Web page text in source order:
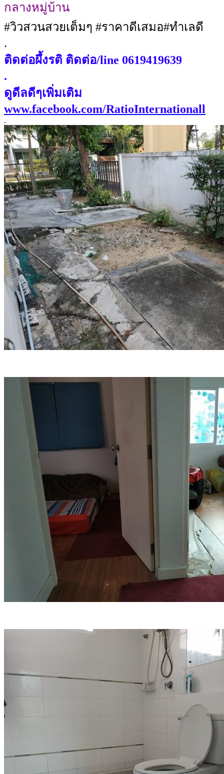
กลางหมู่บ้าน
#วิวสวนสวยเต็มๆ #ราคาดีเสมอ#ทำเลดี
.
ติดต่อผึ้งรติ ติดต่อ/line 0619419639
.
ดูดีลดีๆเพิ่มเติม
www.facebook.com/RatioInternationall
.